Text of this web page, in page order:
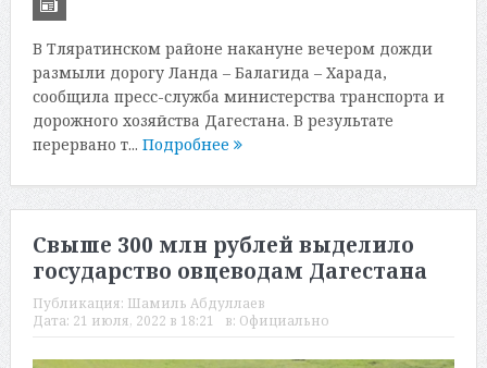
В Тляратинском районе накануне вечером дожди
размыли дорогу Ланда – Балагида – Харада,
сообщила пресс-служба министерства транспорта и
дорожного хозяйства Дагестана. В результате
перервано т... Подробнее
Свыше 300 млн рублей выделило
государство овцеводам Дагестана
Публикация: Шамиль Абдуллаев
Дата: 21 июля, 2022 в 18:21 в: Официально